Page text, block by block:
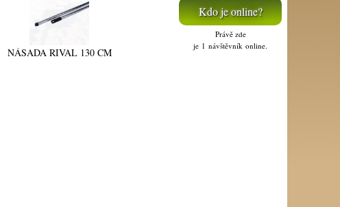
NÁSADA RIVAL 130 CM
Kdo je online?
Právě zde
je 1 návštěvník online.